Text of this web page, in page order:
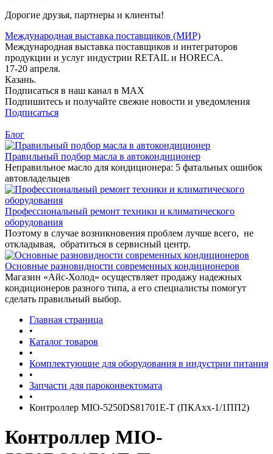
Дорогие друзья, партнеры и клиенты!
Международная выставка поставщиков (МИР)
Международная выставка поставщиков и интеграторов
продукции и услуг индустрии RETAIL и HORECA.
17-20 апреля.
Казань.
Подписаться в наш канал в MAX
Подпишитесь и получайте свежие новости и уведомления
Подписаться
Блог
Правильный подбор масла в автокондиционер
Неправильное масло для кондиционера: 5 фатальных ошибок
автовладельцев
Профессиональный ремонт техники и климатического
оборудования
Поэтому в случае возникновения проблем лучше всего, не
откладывая, обратиться в сервисный центр.
Основные разновидности современных кондиционеров
Магазин «Айс-Холод» осуществляет продажу надежных
кондиционеров разного типа, а его специалисты помогут
сделать правильный выбор.
Главная страница
•
Каталог товаров
•
Комплектующие для оборудования в индустрии питания
•
Запчасти для пароконвектомата
•
Контроллер MIO-5250DS81701E-T (ПКАхх-1/1ПП2)
Контроллер MIO-